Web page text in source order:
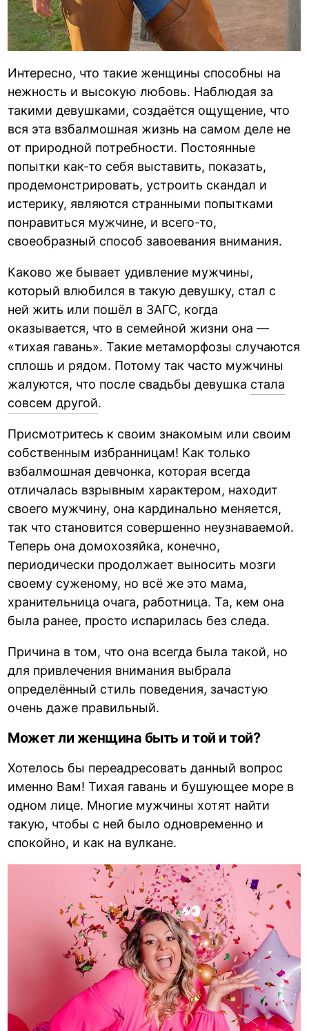
Интересно, что такие женщины способны на
нежность и высокую любовь. Наблюдая за
такими девушками, создаётся ощущение, что
вся эта взбалмошная жизнь на самом деле не
от природной потребности. Постоянные
попытки как-то себя выставить, показать,
продемонстрировать, устроить скандал и
истерику, являются странными попытками
понравиться мужчине, и всего-то,
своеобразный способ завоевания внимания.
Каково же бывает удивление мужчины,
который влюбился в такую девушку, стал с
ней жить или пошёл в ЗАГС, когда
оказывается, что в семейной жизни она —
«тихая гавань». Такие метаморфозы случаются
сплошь и рядом. Потому так часто мужчины
жалуются, что после свадьбы девушка стала
совсем другой.
Присмотритесь к своим знакомым или своим
собственным избранницам! Как только
взбалмошная девчонка, которая всегда
отличалась взрывным характером, находит
своего мужчину, она кардинально меняется,
так что становится совершенно неузнаваемой.
Теперь она домохозяйка, конечно,
периодически продолжает выносить мозги
своему суженому, но всё же это мама,
хранительница очага, работница. Та, кем она
была ранее, просто испарилась без следа.
Причина в том, что она всегда была такой, но
для привлечения внимания выбрала
определённый стиль поведения, зачастую
очень даже правильный.
Может ли женщина быть и той и той?
Хотелось бы переадресовать данный вопрос
именно Вам! Тихая гавань и бушующее море в
одном лице. Многие мужчины хотят найти
такую, чтобы с ней было одновременно и
спокойно, и как на вулкане.